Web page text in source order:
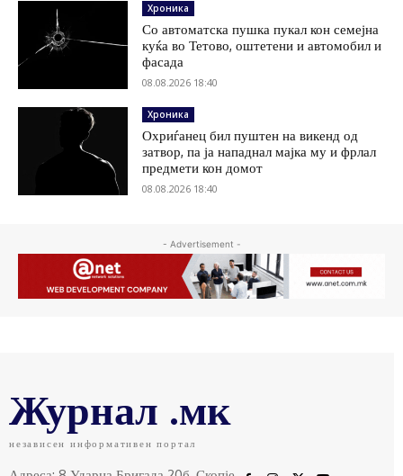
Хроника
Со автоматска пушка пукал кон семејна
куќа во Тетово, оштетени и автомобил и
фасада
08.08.2026 18:40
Хроника
Охриѓанец бил пуштен на викенд од
затвор, па ја нападнал мајка му и фрлал
предмети кон домот
08.08.2026 18:40
- Advertisement -
Журнал .мк
независен информативен портал